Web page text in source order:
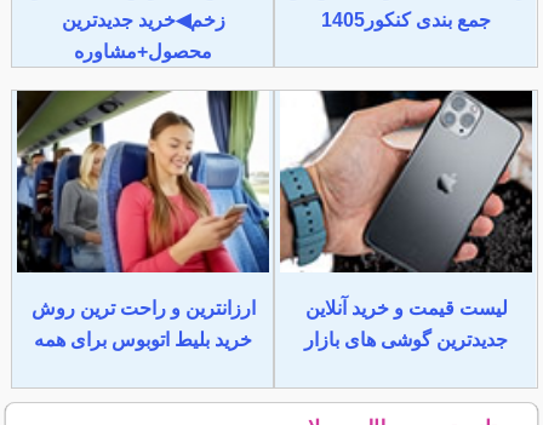
جمع بندی کنکور1405
زخم◀خرید جدیدترین
محصول+مشاوره
لیست قیمت و خرید آنلاین
جدیدترین گوشی های بازار
ارزانترین و راحت ترین روش
خرید بلیط اتوبوس برای همه